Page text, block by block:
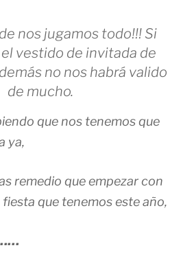
nos jugamos todo!!! Si
vestido de invitada de
no nos habrá valido
de mucho.
que nos tenemos que
ya,
remedio que empezar con
que tenemos este año,